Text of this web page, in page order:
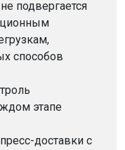
подвергается
способов
этапе
доставки с